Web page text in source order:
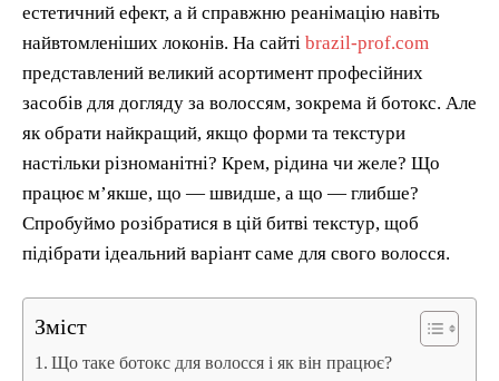
естетичний ефект, а й справжню реанімацію навіть
найвтомленіших локонів. На сайті brazil-prof.com
представлений великий асортимент професійних
засобів для догляду за волоссям, зокрема й ботокс. Але
як обрати найкращий, якщо форми та текстури
настільки різноманітні? Крем, рідина чи желе? Що
працює м’якше, що — швидше, а що — глибше?
Спробуймо розібратися в цій битві текстур, щоб
підібрати ідеальний варіант саме для свого волосся.
Зміст
Що таке ботокс для волосся і як він працює?